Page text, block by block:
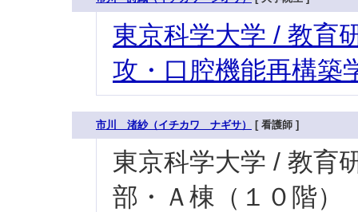
東京科学大学 / 教育
攻・口腔機能再構築
市川 渚紗（イチカワ ナギサ） [ 看護師 ]
東京科学大学 / 教育
部・Ａ棟（１０階）